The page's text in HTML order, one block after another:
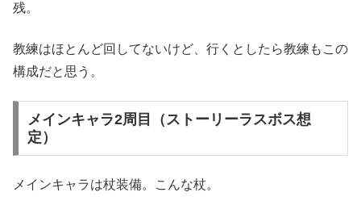
残。
教練はほとんど回してないけど、行くとしたら教練もこの
構成だと思う。
メインキャラ2周目（ストーリーラスボス想
定）
メインキャラは杖装備。こんな杖。